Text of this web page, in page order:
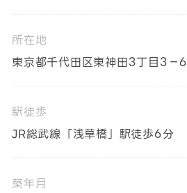
所在地
東京都千代田区東神田3丁目3－6
駅徒歩
JR総武線「浅草橋」駅徒歩6分
築年月